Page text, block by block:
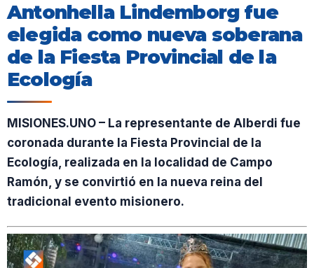
Antonhella Lindemborg fue
elegida como nueva soberana
de la Fiesta Provincial de la
Ecología
MISIONES.UNO – La representante de Alberdi fue
coronada durante la Fiesta Provincial de la
Ecología, realizada en la localidad de Campo
Ramón, y se convirtió en la nueva reina del
tradicional evento misionero.